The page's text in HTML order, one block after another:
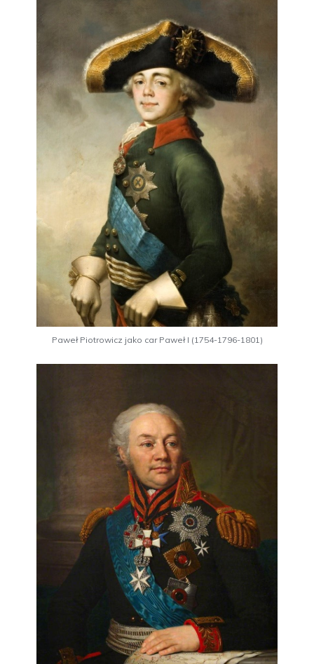
Paweł Piotrowicz jako car Paweł I (1754-1796-1801)